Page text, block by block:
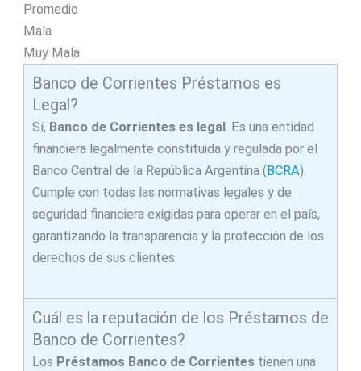
Promedio
Mala
Muy Mala
Banco de Corrientes Préstamos es
Legal?
Sí, Banco de Corrientes es legal. Es una entidad
financiera legalmente constituida y regulada por el
Banco Central de la República Argentina (BCRA).
Cumple con todas las normativas legales y de
seguridad financiera exigidas para operar en el país,
garantizando la transparencia y la protección de los
derechos de sus clientes.
Cuál es la reputación de los Préstamos de
Banco de Corrientes?
Los Préstamos Banco de Corrientes tienen una